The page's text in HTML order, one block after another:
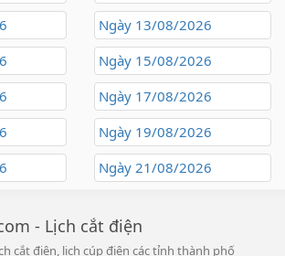
Ngày 13/08/2026
Ngày 15/08/2026
Ngày 17/08/2026
Ngày 19/08/2026
Ngày 21/08/2026
- Lịch cắt điện
cắt điện, lịch cúp điện các tỉnh thành phố